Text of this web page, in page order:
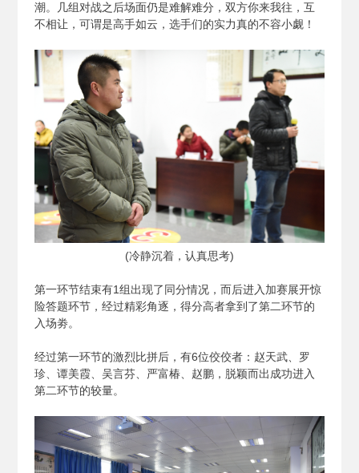
潮。几组对战之后场面仍是难解难分，双方你来我往，互
不相让，可谓是高手如云，选手们的实力真的不容小觑！
(冷静沉着，认真思考)
第一环节结束有1组出现了同分情况，而后进入加赛展开惊
险答题环节，经过精彩角逐，得分高者拿到了第二环节的
入场劵。
经过第一环节的激烈比拼后，有6位佼佼者：赵天武、罗
珍、谭美霞、吴言芬、严富椿、赵鹏，脱颖而出成功进入
第二环节的较量。